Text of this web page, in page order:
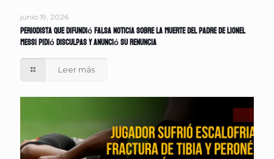
junio 19, 2026
Periodista que difundió falsa noticia sobre la muerte del padre de Lionel
Messi pidió disculpas y anunció su renuncia
Leer más